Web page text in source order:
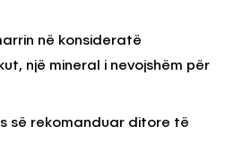
në konsideratë
një mineral i nevojshëm për
së rekomanduar ditore të